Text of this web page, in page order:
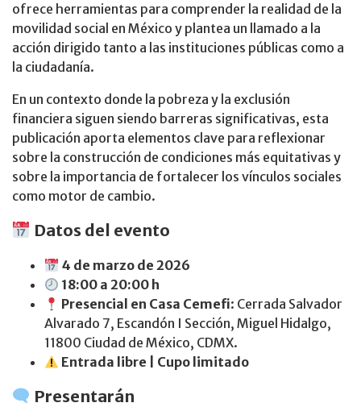
ofrece herramientas para comprender la realidad de la
movilidad social en México y plantea un llamado a la
acción dirigido tanto a las instituciones públicas como a
la ciudadanía.
En un contexto donde la pobreza y la exclusión
financiera siguen siendo barreras significativas, esta
publicación aporta elementos clave para reflexionar
sobre la construcción de condiciones más equitativas y
sobre la importancia de fortalecer los vínculos sociales
como motor de cambio.
Datos del evento
4 de marzo de 2026
18:00 a 20:00 h
Presencial en Casa Cemefi: Cerrada Salvador
Alvarado 7, Escandón I Sección, Miguel Hidalgo,
11800 Ciudad de México, CDMX.
Entrada libre | Cupo limitado
Presentarán